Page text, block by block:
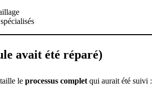
avait été réparé)
le processus complet qui aurait été suivi :